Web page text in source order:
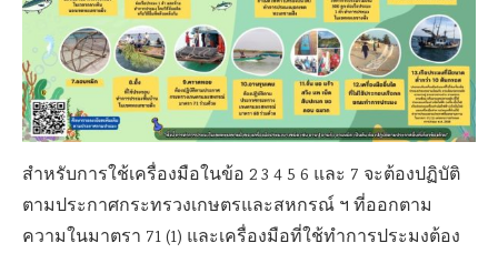
สำหรับการใช้เครื่องมือในข้อ 2 3 4 5 6 และ 7 จะต้องปฏิบัติ
ตามประกาศกระทรวงเกษตรและสหกรณ์ ฯ ที่ออกตาม
ความในมาตรา 71 (1) และเครื่องมือที่ใช้ทำการประมงต้อง